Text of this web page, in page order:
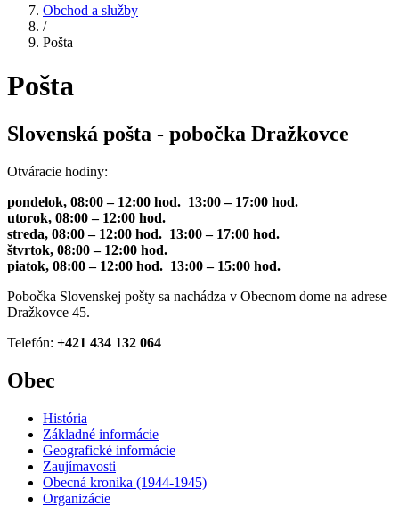
Obchod a služby
/
Pošta
Pošta
Slovenská pošta - pobočka Dražkovce
Otváracie hodiny:
pondelok, 08:00 – 12:00 hod. 13:00 – 17:00 hod.
utorok, 08:00 – 12:00 hod.
streda, 08:00 – 12:00 hod. 13:00 – 17:00 hod.
štvrtok, 08:00 – 12:00 hod.
piatok, 08:00 – 12:00 hod. 13:00 – 15:00 hod.
Pobočka Slovenskej pošty sa nachádza v Obecnom dome na adrese
Dražkovce 45.
Telefón: +421 434 132 064
Obec
História
Základné informácie
Geografické informácie
Zaujímavosti
Obecná kronika (1944-1945)
Organizácie